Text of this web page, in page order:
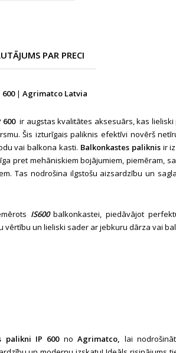
PAR PRECI
| Agrimatco Latvia
600ir augstas kvalitātes aksesuārs, kas lieliski
Šis izturīgais paliknis efektīvi novērš
vai balkona kasti. Balkonkastes paliknisir
pret mehāniskiem bojājumiem, piemēram,
Tas nodrošina ilgstošu aizsardzību un
IS600balkonkastei, piedāvājot
vērtību un lieliski sader ar jebkuru dārza vai
palikni IP 600noAgrimatco, lai